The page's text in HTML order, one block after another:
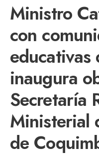
Ministro
con
educativas
inaugura
Secretaría
Ministerial
de